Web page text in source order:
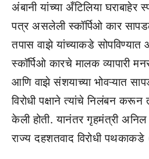
अंबानी यांच्या अँटिलिया
पत्र असलेली स्कॉर्पिओ कार
तपास वाझे यांच्याकडे सोपविण्यात
स्कॉर्पिओ कारचे मालक व्यापारी
आणि वाझे संशयाच्या भोवऱ्यात
विरोधी पक्षाने त्यांचे निलंबन
केली होती. यानंतर गृहमंत्री
राज्य दहशतवाद विरोधी